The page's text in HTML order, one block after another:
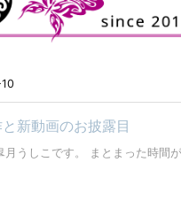
新動画のお披露目
月うしこです。 まとまった時間